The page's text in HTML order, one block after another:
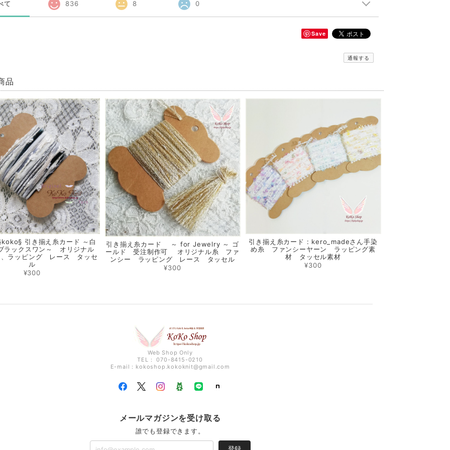
て 836 8 0
Save
通報する
品
引き揃え糸カード ～白
ラックスワン～ オリジナル
、ラッピング レース タッセ
ル
¥300
引き揃え糸カード ～ for Jewelry ～ ゴ
ールド 受注制作可 オリジナル糸 ファ
ンシー ラッピング レース タッセル
¥300
引き揃え糸カード : kero_madeさん手染
め糸 ファンシーヤーン ラッピング素
材 タッセル素材
¥300
Web Shop Only
TEL： 070-8415-0210
E-mail： kokoshop.kokoknit@gmail.com
メールマガジンを受け取る
誰でも登録できます。